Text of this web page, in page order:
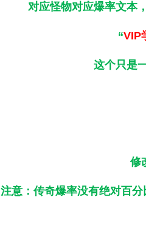
对应怪物对应爆率文本
“VIP
这个只是
修
注意：传奇爆率没有绝对百